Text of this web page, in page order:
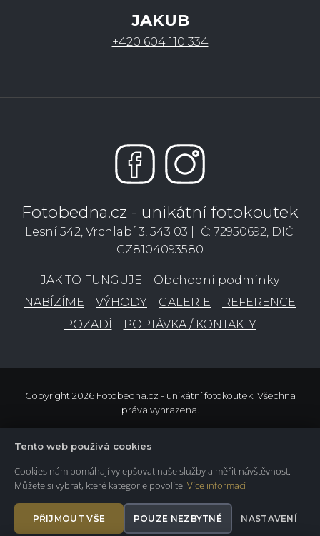
JAKUB
+420 604 110 334
Fotobedna.cz - unikátní fotokoutek
Lesní 542, Vrchlabí 3, 543 03 | IČ: 72950692, DIČ:
CZ8104093580
JAK TO FUNGUJE
Obchodní podmínky
NABÍZÍME
VÝHODY GALERIE
REFERENCE
POZADÍ
POPTÁVKA / KONTAKTY
Copyright 2026 Fotobedna.cz - unikátní fotokoutek. Všechna
práva vyhrazena.
Tento web používá cookies
Cookies nám pomáhají vylepšovat naše služby a měřit návštěvnost.
Můžete si vybrat, které kategorie povolíte. Více informací
PŘIJMOUT VŠE POUZE NEZBYTNÉ NASTAVENÍ